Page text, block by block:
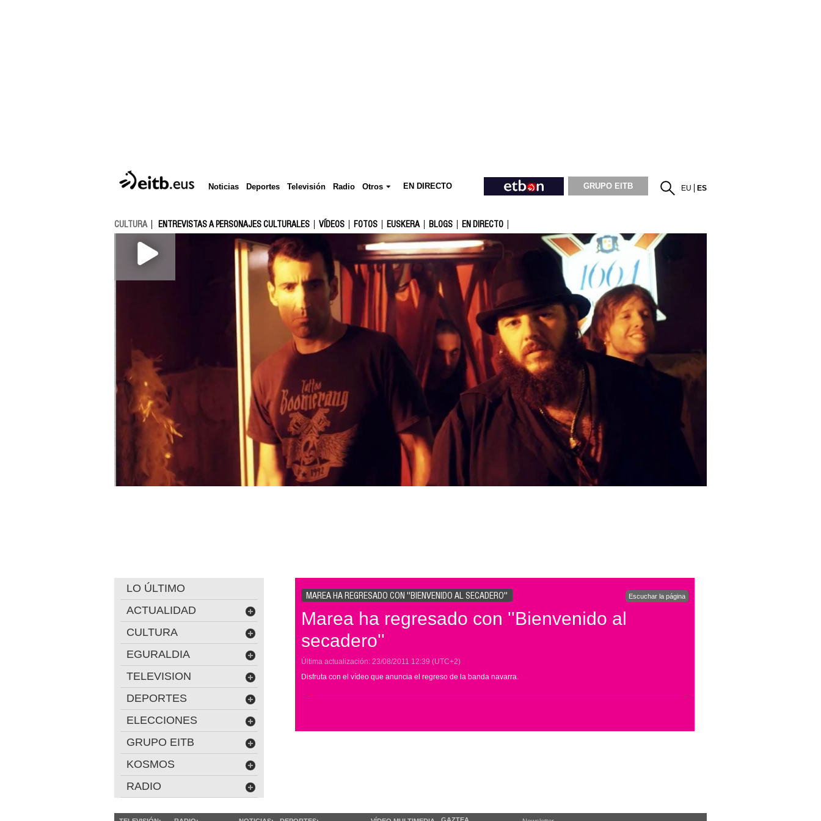
Noticias Deportes Televisión Radio Otros EN DIRECTO GRUPO EITB EU ES
CULTURA ENTREVISTAS A PERSONAJES CULTURALES VÍDEOS FOTOS EUSKERA BLOGS EN DIRECTO
MAREA HA REGRESADO CON ''BIENVENIDO AL SECADERO'' Escuchar la página
Marea ha regresado con ''Bienvenido al
secadero''
Última actualización: 23/08/2011 12:39 (UTC+2)
Disfruta con el vídeo que anuncia el regreso de la banda navarra.
LO ÚLTIMO
ACTUALIDAD
CULTURA
EGURALDIA
TELEVISION
DEPORTES
ELECCIONES
GRUPO EITB
KOSMOS
RADIO